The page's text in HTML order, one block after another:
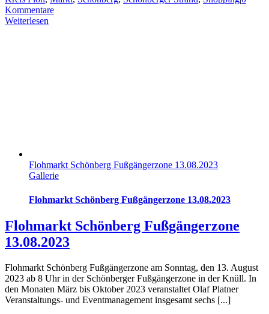
Kommentare
Weiterlesen
Flohmarkt Schönberg Fußgängerzone 13.08.2023
Gallerie
Flohmarkt Schönberg Fußgängerzone 13.08.2023
Flohmarkt Schönberg Fußgängerzone
13.08.2023
Flohmarkt Schönberg Fußgängerzone am Sonntag, den 13. August
2023 ab 8 Uhr in der Schönberger Fußgängerzone in der Knüll. In
den Monaten März bis Oktober 2023 veranstaltet Olaf Platner
Veranstaltungs- und Eventmanagement insgesamt sechs [...]